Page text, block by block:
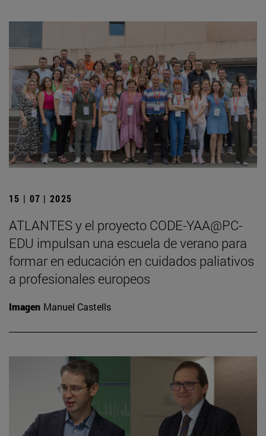
15 | 07 | 2025
ATLANTES y el proyecto CODE-YAA@PC-
EDU impulsan una escuela de verano para
formar en educación en cuidados paliativos
a profesionales europeos
Imagen Manuel Castells